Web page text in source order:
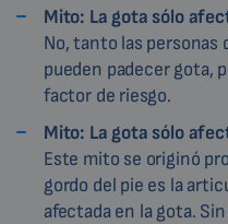
Mito: La gota sólo
No, tanto las personas
pueden padecer gota,
factor de riesgo.
Mito: La gota sólo
Este mito se originó
gordo del pie es la
afectada en la gota.